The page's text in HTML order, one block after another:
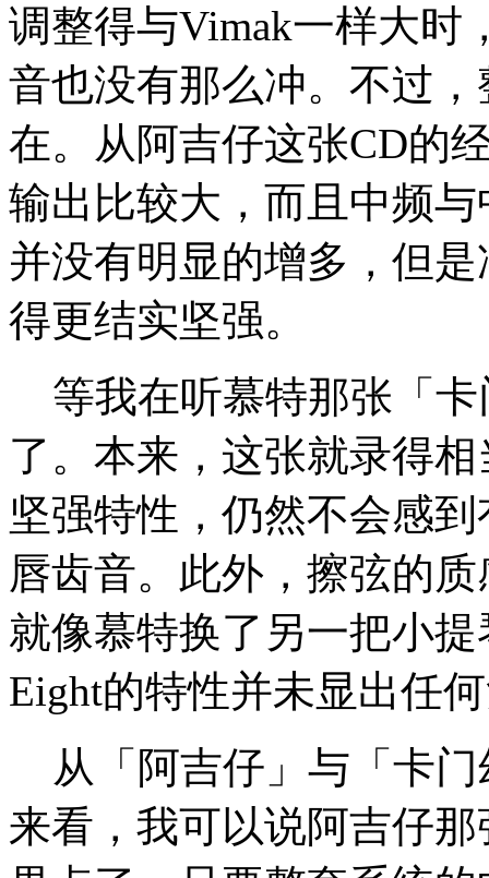
调整得与Vimak一样大时
音也没有那么冲。不过
在。从阿吉仔这张CD的
输出比较大，而且中频
并没有明显的增多，但
得更结实坚强。
等我在听慕特那张「卡
了。本来，这张就录得
坚强特性，仍然不会感
唇齿音。此外，擦弦的
就像慕特换了另一把小
Eight的特性并未显出任
从「阿吉仔」与「卡门
来看，我可以说阿吉仔